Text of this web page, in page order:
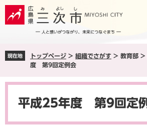
ペ
ジ
メ
ュ
現在地 トップページ > 組織でさがす > 教育部 >
度 第9回定例会
本
平成25年度 第9回定